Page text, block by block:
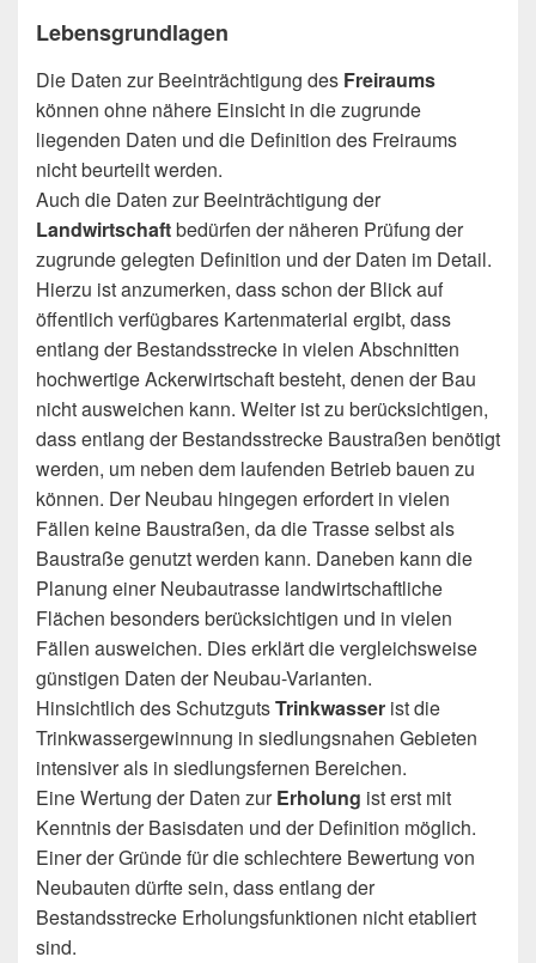
Lebensgrundlagen
Die Daten zur Beeinträchtigung des Freiraums
können ohne nähere Einsicht in die zugrunde
liegenden Daten und die Definition des Freiraums
nicht beurteilt werden.
Auch die Daten zur Beeinträchtigung der
Landwirtschaftbedürfen der näheren Prüfung der
zugrunde gelegten Definition und der Daten im Detail.
Hierzu ist anzumerken, dass schon der Blick auf
öffentlich verfügbares Kartenmaterial ergibt, dass
entlang der Bestandsstrecke in vielen Abschnitten
hochwertige Ackerwirtschaft besteht, denen der Bau
nicht ausweichen kann. Weiter ist zu berücksichtigen,
dass entlang der Bestandsstrecke Baustraßen benötigt
werden, um neben dem laufenden Betrieb bauen zu
können. Der Neubau hingegen erfordert in vielen
Fällen keine Baustraßen, da die Trasse selbst als
Baustraße genutzt werden kann. Daneben kann die
Planung einer Neubautrasse landwirtschaftliche
Flächen besonders berücksichtigen und in vielen
Fällen ausweichen. Dies erklärt die vergleichsweise
günstigen Daten der Neubau-Varianten.
Hinsichtlich des SchutzgutsTrinkwasser ist die
Trinkwassergewinnung in siedlungsnahen Gebieten
intensiver als in siedlungsfernen Bereichen.
Eine Wertung der Daten zurErholung ist erst mit
Kenntnis der Basisdaten und der Definition möglich.
Einer der Gründe für die schlechtere Bewertung von
Neubauten dürfte sein, dass entlang der
Bestandsstrecke Erholungsfunktionen nicht etabliert
sind.